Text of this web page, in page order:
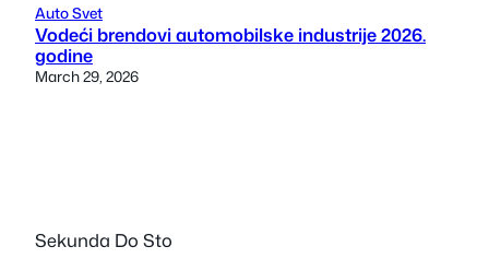
Auto Svet
Vodeći brendovi automobilske industrije 2026.
godine
March 29, 2026
Sekunda Do Sto